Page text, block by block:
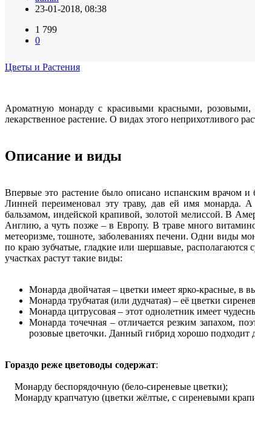
23-01-2018, 08:38
1 799
0
Цветы и Растения
Ароматную монарду с красивыми красными, розовыми,
лекарственное растение. О видах этого неприхотливого
Описание и виды
Впервые это растение было описано испанским врачом
Линней переименовал эту траву, дав ей имя монарда.
бальзамом, индейской крапивой, золотой мелиссой. В
Англию, а чуть позже – в Европу. В траве много
метеоризме, тошноте, заболеваниях печени. Одни виды
по краю зубчатые, гладкие или шершавые, располагаются
участках растут такие виды:
Монарда двойчатая – цветки имеет ярко-красные, в
Монарда трубчатая (или дудчатая) – её цветки
Монарда цитрусовая – этот однолетник имеет
Монарда точечная – отличается резким запахом,
розовые цветочки. Данный гибрид хорошо подходит
Гораздо реже цветоводы содержат:
Монарду беспорядочную (бело-сиреневые цветки);
Монарду крапчатую (цветки жёлтые, с сиреневыми